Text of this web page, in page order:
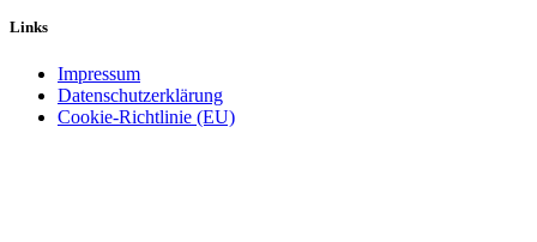
Links
Impressum
Datenschutzerklärung
Cookie-Richtlinie (EU)